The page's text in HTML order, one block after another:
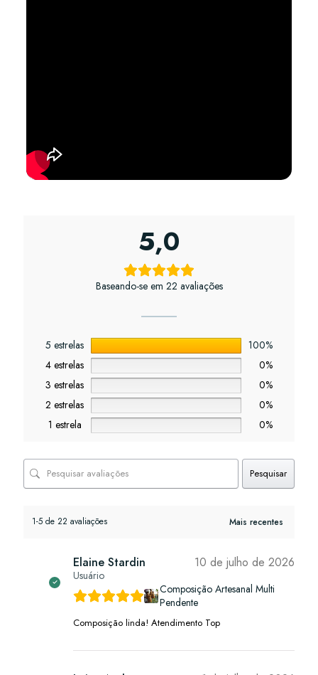
5,0
Baseando-se em 22 avaliações
5 estrelas
100%
4 estrelas
0%
3 estrelas
0%
2 estrelas
0%
1 estrela
0%
Pesquisar
1-5 de 22 avaliações
Elaine Stardin
Usuário
10 de julho de 2026
Composição Artesanal Multi
Pendente
Composição linda! Atendimento Top